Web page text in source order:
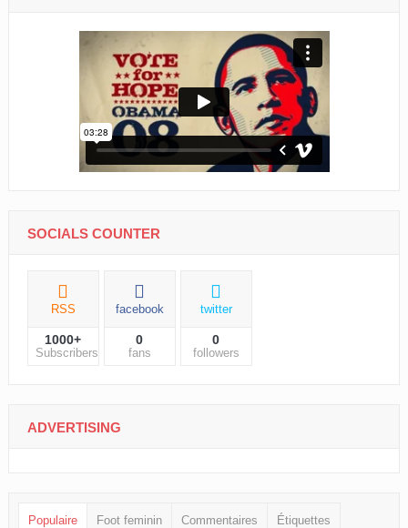
SOCIALS COUNTER
RSS
1000+
Subscribers
facebook
0
fans
twitter
0
followers
ADVERTISING
Populaire Foot feminin Commentaires Étiquettes